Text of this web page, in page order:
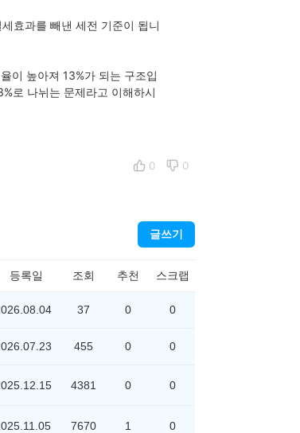
효과를 빼낸 세전 기준이 됩니
이 높아져 13%가 되는 구조입
로 나뉘는 문제라고 이해하시
0 0
글쓰기
등록일 조회 추천 스크랩
37 0 0
455 0 0
4381 0 0
7670 1 0